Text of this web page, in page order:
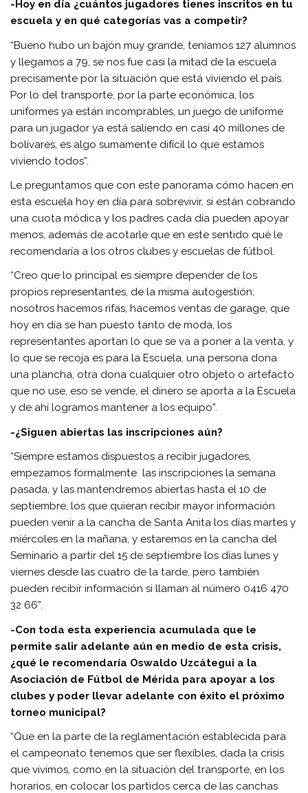
-Hoy en día ¿cuántos jugadores tienes inscritos en tu
escuela y en qué categorías vas a competir?
“Bueno hubo un bajón muy grande, teníamos 127 alumnos
y llegamos a 79, se nos fue casi la mitad de la escuela
precisamente por la situación que está viviendo el país.
Por lo del transporte, por la parte económica, los
uniformes ya están incomprables, un juego de uniforme
para un jugador ya está saliendo en casi 40 millones de
bolívares, es algo sumamente difícil lo que estamos
viviendo todos”.
Le preguntamos que con este panorama cómo hacen en
esta escuela hoy en día para sobrevivir, si están cobrando
una cuota módica y los padres cada día pueden apoyar
menos, además de acotarle que en este sentido qué le
recomendaría a los otros clubes y escuelas de fútbol.
“Creo que lo principal es siempre depender de los
propios representantes, de la misma autogestión,
nosotros hacemos rifas, hacemos ventas de garage, que
hoy en día se han puesto tanto de moda, los
representantes aportan lo que se va a poner a la venta, y
lo que se recoja es para la Escuela, una persona dona
una plancha, otra dona cualquier otro objeto o artefacto
que no use, eso se vende, el dinero se aporta a la Escuela
y de ahí logramos mantener a los equipo”.
-¿Siguen abiertas las inscripciones aún?
“Siempre estamos dispuestos a recibir jugadores,
empezamos formalmente las inscripciones la semana
pasada, y las mantendremos abiertas hasta el 10 de
septiembre, los que quieran recibir mayor información
pueden venir a la cancha de Santa Anita los días martes y
miércoles en la mañana, y estaremos en la cancha del
Seminario a partir del 15 de septiembre los días lunes y
viernes desde las cuatro de la tarde, pero también
pueden recibir información si llaman al número 0416 470
32 66”.
-Con toda esta experiencia acumulada que le
permite salir adelante aún en medio de esta crisis,
¿qué le recomendaría Oswaldo Uzcátegui a la
Asociación de Fútbol de Mérida para apoyar a los
clubes y poder llevar adelante con éxito el próximo
torneo municipal?
“Que en la parte de la reglamentación establecida para
el campeonato tenemos que ser flexibles, dada la crisis
que vivimos, como en la situación del transporte, en los
horarios, en colocar los partidos cerca de las canchas